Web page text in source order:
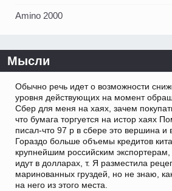
Amino 2000
Мысли
Обычно речь идет о возможности
уровня действующих на момент
Сбер для меня на хаях, зачем
что бумага торгуется на истор хаях
писал-что 97 р в сбере это вершина и
Гораздо больше объемы кредитов
крупнейшим российским
идут в долларах, т. Я разместила
маринованных груздей, но не знаю,
на него из этого места.